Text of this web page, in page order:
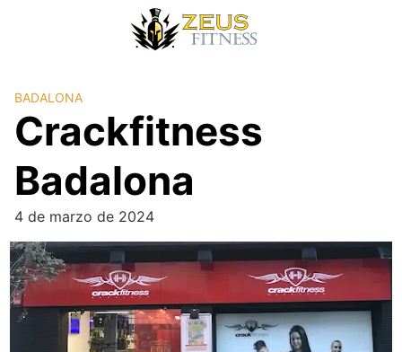
BADALONA
Crackfitness
Badalona
4 de marzo de 2024